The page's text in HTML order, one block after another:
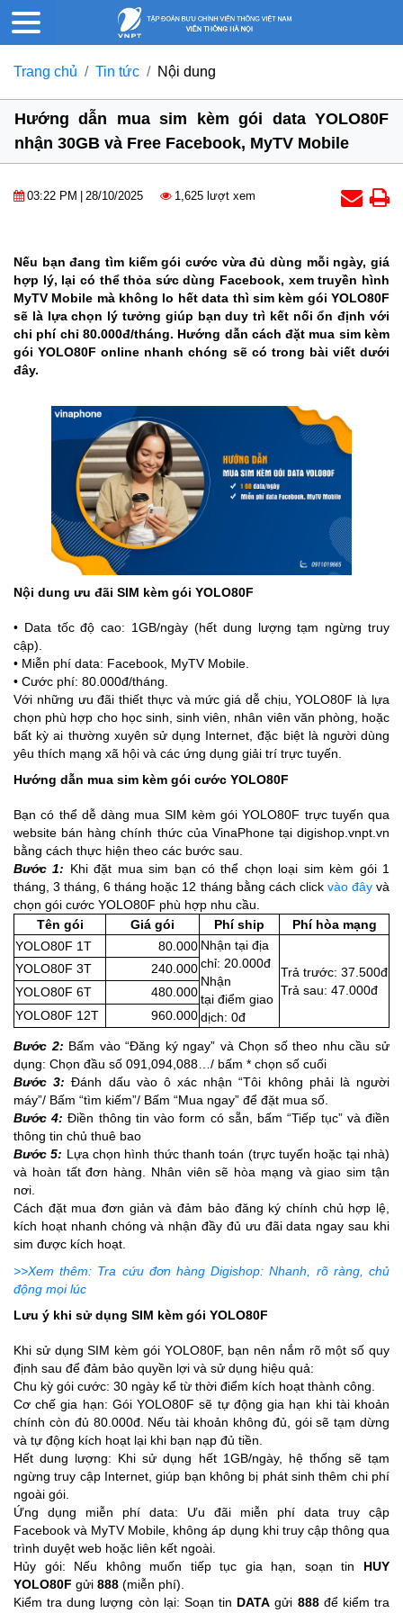
Trang chủ Tin tức Nội dung
Hướng dẫn mua sim kèm gói data YOLO80F
nhận 30GB và Free Facebook, MyTV Mobile
03:22 PM 28/10/2025 1,625 lượt xem
Nếu bạn đang tìm kiếm gói cước vừa đủ dùng mỗi ngày, giá
hợp lý, lại có thể thỏa sức dùng Facebook, xem truyền hình
MyTV Mobile mà không lo hết data thì sim kèm gói YOLO80F
sẽ là lựa chọn lý tưởng giúp bạn duy trì kết nối ổn định với
chi phí chỉ 80.000đ/tháng. Hướng dẫn cách đặt mua sim kèm
gói YOLO80F online nhanh chóng sẽ có trong bài viết dưới
đây.
Nội dung ưu đãi SIM kèm gói YOLO80F
• Data tốc độ cao: 1GB/ngày (hết dung lượng tạm ngừng truy
cập).
• Miễn phí data: Facebook, MyTV Mobile.
• Cước phí: 80.000đ/tháng.
Với những ưu đãi thiết thực và mức giá dễ chịu, YOLO80F là lựa
chọn phù hợp cho học sinh, sinh viên, nhân viên văn phòng, hoặc
bất kỳ ai thường xuyên sử dụng Internet, đặc biệt là người dùng
yêu thích mạng xã hội và các ứng dụng giải trí trực tuyến.
Hướng dẫn mua sim kèm gói cước YOLO80F
Bạn có thể dễ dàng mua SIM kèm gói YOLO80F trực tuyến qua
website bán hàng chính thức của VinaPhone tại digishop.vnpt.vn
bằng cách thực hiện theo các bước sau.
Bước 1: Khi đặt mua sim bạn có thể chọn loại sim kèm gói 1
tháng, 3 tháng, 6 tháng hoặc 12 tháng bằng cách click vào đâyvà
chọn gói cước YOLO80F phù hợp nhu cầu.
Tên gói
Giá gói Phí ship
Phí hòa mạng
YOLO80F 1T
80.000 Nhận tại địa
chỉ: 20.000đ
Nhận
tại điểm giao
dịch: 0đ
Trả trước: 37.500đ
Trả sau: 47.000đ
YOLO80F 3T
240.000
YOLO80F 6T
480.000
YOLO80F 12T
960.000
Bước 2: Bấm vào “Đăng ký ngay” và Chọn số theo nhu cầu sử
dụng: Chọn đầu số 091,094,088…/ bấm * chọn số cuối
Bước 3: Đánh dấu vào ô xác nhận “Tôi không phải là người
máy”/ Bấm “tìm kiếm”/ Bấm “Mua ngay” để đặt mua số.
Bước 4: Điền thông tin vào form có sẵn, bấm “Tiếp tục” và điền
thông tin chủ thuê bao
Bước 5: Lựa chọn hình thức thanh toán (trực tuyến hoặc tại nhà)
và hoàn tất đơn hàng. Nhân viên sẽ hòa mạng và giao sim tận
nơi.
Cách đặt mua đơn giản và đảm bảo đăng ký chính chủ hợp lệ,
kích hoạt nhanh chóng và nhận đầy đủ ưu đãi data ngay sau khi
sim được kích hoạt.
>>Xem thêm: Tra cứu đơn hàng Digishop: Nhanh, rõ ràng, chủ
động mọi lúc
Lưu ý khi sử dụng SIM kèm gói YOLO80F
Khi sử dụng SIM kèm gói YOLO80F, bạn nên nắm rõ một số quy
định sau để đảm bảo quyền lợi và sử dụng hiệu quả:
Chu kỳ gói cước: 30 ngày kể từ thời điểm kích hoạt thành công.
Cơ chế gia hạn: Gói YOLO80F sẽ tự động gia hạn khi tài khoản
chính còn đủ 80.000đ. Nếu tài khoản không đủ, gói sẽ tạm dừng
và tự động kích hoạt lại khi bạn nạp đủ tiền.
Hết dung lượng: Khi sử dụng hết 1GB/ngày, hệ thống sẽ tạm
ngừng truy cập Internet, giúp bạn không bị phát sinh thêm chi phí
ngoài gói.
Ứng dụng miễn phí data: Ưu đãi miễn phí data truy cập
Facebook và MyTV Mobile, không áp dụng khi truy cập thông qua
trình duyệt web hoặc liên kết ngoài.
Hủy gói: Nếu không muốn tiếp tục gia hạn, soạn tin HUY
YOLO80F gửi 888 (miễn phí).
Kiểm tra dung lượng còn lại: Soạn tin DATA gửi 888để kiểm tra